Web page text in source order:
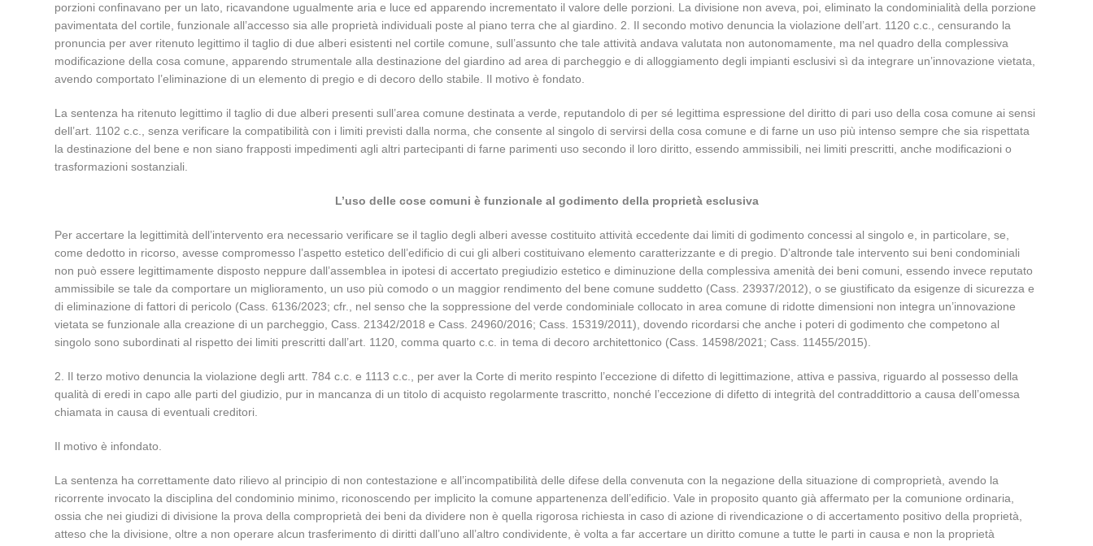
porzioni confinavano per un lato, ricavandone ugualmente aria e luce ed apparendo incrementato il valore delle porzioni. La divisione non aveva, poi, eliminato la condominialità della porzione
pavimentata del cortile, funzionale all’accesso sia alle proprietà individuali poste al piano terra che al giardino. 2. Il secondo motivo denuncia la violazione dell’art. 1120 c.c., censurando la
pronuncia per aver ritenuto legittimo il taglio di due alberi esistenti nel cortile comune, sull’assunto che tale attività andava valutata non autonomamente, ma nel quadro della complessiva
modificazione della cosa comune, apparendo strumentale alla destinazione del giardino ad area di parcheggio e di alloggiamento degli impianti esclusivi sì da integrare un’innovazione vietata,
avendo comportato l’eliminazione di un elemento di pregio e di decoro dello stabile. Il motivo è fondato.
La sentenza ha ritenuto legittimo il taglio di due alberi presenti sull’area comune destinata a verde, reputandolo di per sé legittima espressione del diritto di pari uso della cosa comune ai sensi
dell’art. 1102 c.c., senza verificare la compatibilità con i limiti previsti dalla norma, che consente al singolo di servirsi della cosa comune e di farne un uso più intenso sempre che sia rispettata
la destinazione del bene e non siano frapposti impedimenti agli altri partecipanti di farne parimenti uso secondo il loro diritto, essendo ammissibili, nei limiti prescritti, anche modificazioni o
trasformazioni sostanziali.
L’uso delle cose comuni è funzionale al godimento della proprietà esclusiva
Per accertare la legittimità dell’intervento era necessario verificare se il taglio degli alberi avesse costituito attività eccedente dai limiti di godimento concessi al singolo e, in particolare, se,
come dedotto in ricorso, avesse compromesso l’aspetto estetico dell’edificio di cui gli alberi costituivano elemento caratterizzante e di pregio. D’altronde tale intervento sui beni condominiali
non può essere legittimamente disposto neppure dall’assemblea in ipotesi di accertato pregiudizio estetico e diminuzione della complessiva amenità dei beni comuni, essendo invece reputato
ammissibile se tale da comportare un miglioramento, un uso più comodo o un maggior rendimento del bene comune suddetto (Cass. 23937/2012), o se giustificato da esigenze di sicurezza e
di eliminazione di fattori di pericolo (Cass. 6136/2023; cfr., nel senso che la soppressione del verde condominiale collocato in area comune di ridotte dimensioni non integra un’innovazione
vietata se funzionale alla creazione di un parcheggio, Cass. 21342/2018 e Cass. 24960/2016; Cass. 15319/2011), dovendo ricordarsi che anche i poteri di godimento che competono al
singolo sono subordinati al rispetto dei limiti prescritti dall’art. 1120, comma quarto c.c. in tema di decoro architettonico (Cass. 14598/2021; Cass. 11455/2015).
2. Il terzo motivo denuncia la violazione degli artt. 784 c.c. e 1113 c.c., per aver la Corte di merito respinto l’eccezione di difetto di legittimazione, attiva e passiva, riguardo al possesso della
qualità di eredi in capo alle parti del giudizio, pur in mancanza di un titolo di acquisto regolarmente trascritto, nonché l’eccezione di difetto di integrità del contraddittorio a causa dell’omessa
chiamata in causa di eventuali creditori.
Il motivo è infondato.
La sentenza ha correttamente dato rilievo al principio di non contestazione e all’incompatibilità delle difese della convenuta con la negazione della situazione di comproprietà, avendo la
ricorrente invocato la disciplina del condominio minimo, riconoscendo per implicito la comune appartenenza dell’edificio. Vale in proposito quanto già affermato per la comunione ordinaria,
ossia che nei giudizi di divisione la prova della comproprietà dei beni da dividere non è quella rigorosa richiesta in caso di azione di rivendicazione o di accertamento positivo della proprietà,
atteso che la divisione, oltre a non operare alcun trasferimento di diritti dall’uno all’altro condividente, è volta a far accertare un diritto comune a tutte le parti in causa e non la proprietà